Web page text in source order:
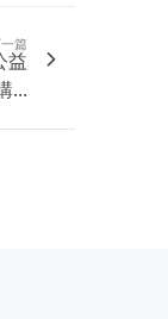
篇
益
...